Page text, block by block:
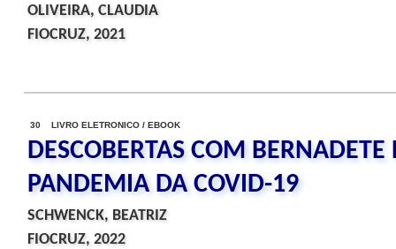
OLIVEIRA, CLAUDIA
FIOCRUZ, 2021
30 LIVRO ELETRONICO / EBOOK
DESCOBERTAS COM
PANDEMIA DA COVID-19
SCHWENCK, BEATRIZ
FIOCRUZ, 2022